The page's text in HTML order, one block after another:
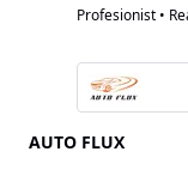
Profesionist •
AUTO FLUX